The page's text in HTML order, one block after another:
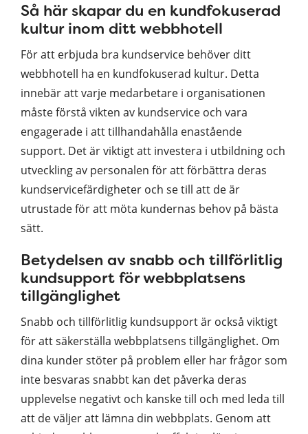
Så här skapar du en kundfokuserad
kultur inom ditt webbhotell
För att erbjuda bra kundservice behöver ditt
webbhotell ha en kundfokuserad kultur. Detta
innebär att varje medarbetare i organisationen
måste förstå vikten av kundservice och vara
engagerade i att tillhandahålla enastående
support. Det är viktigt att investera i utbildning och
utveckling av personalen för att förbättra deras
kundservicefärdigheter och se till att de är
utrustade för att möta kundernas behov på bästa
sätt.
Betydelsen av snabb och tillförlitlig
kundsupport för webbplatsens
tillgänglighet
Snabb och tillförlitlig kundsupport är också viktigt
för att säkerställa webbplatsens tillgänglighet. Om
dina kunder stöter på problem eller har frågor som
inte besvaras snabbt kan det påverka deras
upplevelse negativt och kanske till och med leda till
att de väljer att lämna din webbplats. Genom att